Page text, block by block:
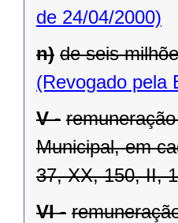
de 24/04/2000)
n) de seis
(Revogado pela
V -
Municipal, em
37, XX, 150, II,
VI -